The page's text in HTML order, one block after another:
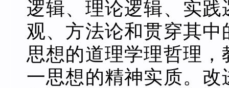
逻辑、理论逻辑、实
观、方法论和贯穿其
思想的道理学理哲理
一思想的精神实质。